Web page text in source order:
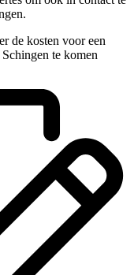
de kosten voor een
te komen